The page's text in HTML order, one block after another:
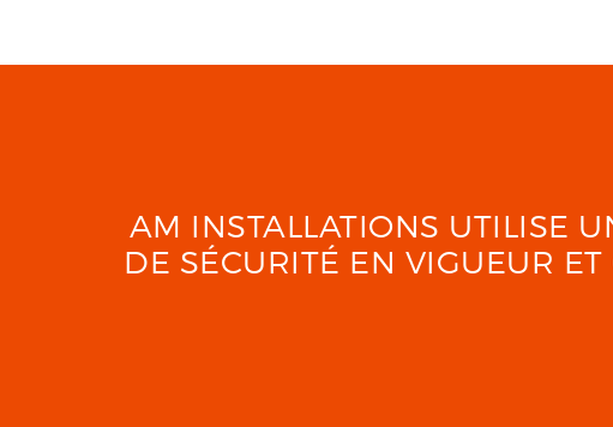
AM INSTALLATIONS UTILISE
DE SÉCURITÉ EN VIGUEUR